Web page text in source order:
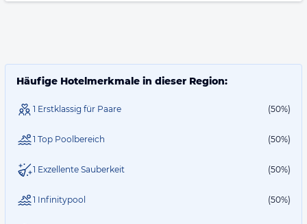
Häufige Hotelmerkmale in dieser Region:
1 Erstklassig für Paare (50%)
1 Top Poolbereich (50%)
1 Exzellente Sauberkeit (50%)
1 Infinitypool (50%)